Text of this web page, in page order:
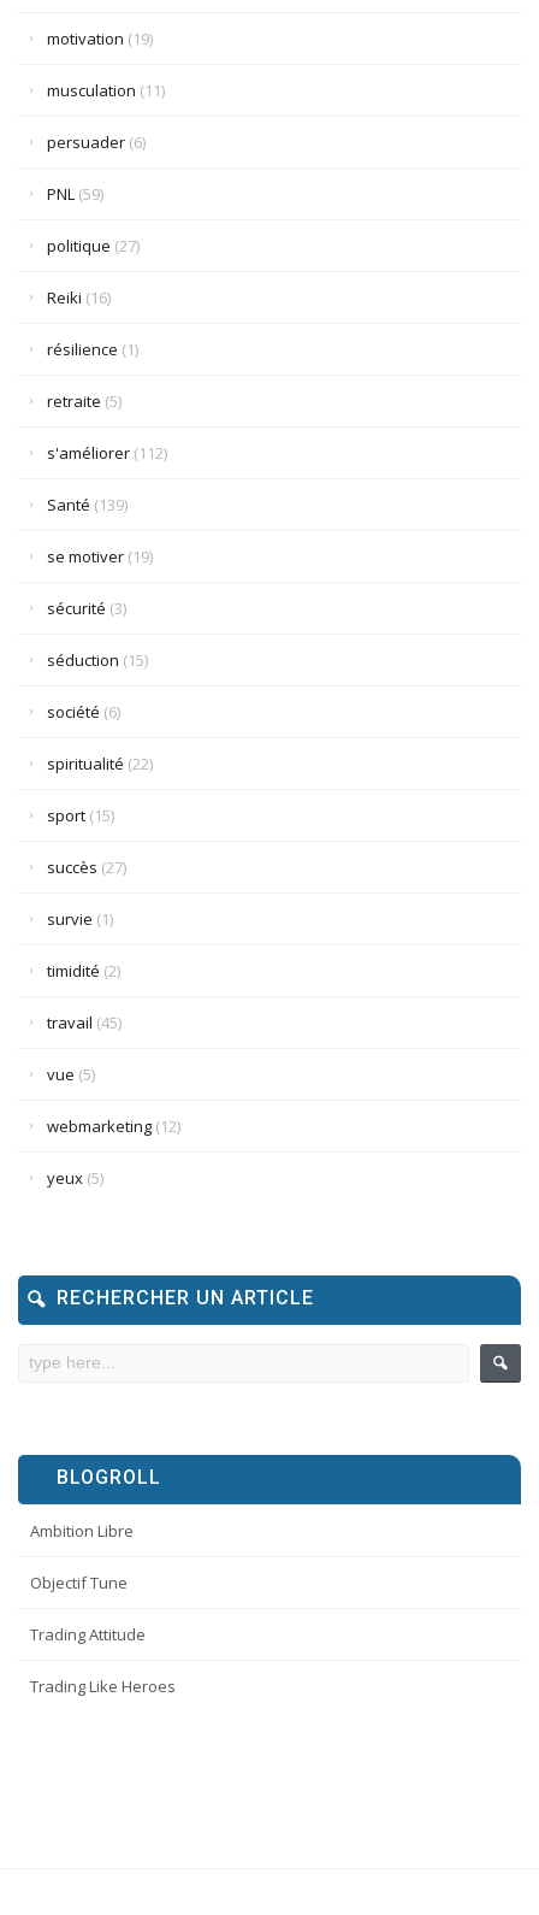
motivation (19)
musculation (11)
persuader (6)
PNL (59)
politique (27)
Reiki (16)
résilience (1)
retraite (5)
s'améliorer (112)
Santé (139)
se motiver (19)
sécurité (3)
séduction (15)
société (6)
spiritualité (22)
sport (15)
succès (27)
survie (1)
timidité (2)
travail (45)
vue (5)
webmarketing (12)
yeux (5)
RECHERCHER UN ARTICLE
BLOGROLL
Ambition Libre
Objectif Tune
Trading Attitude
Trading Like Heroes